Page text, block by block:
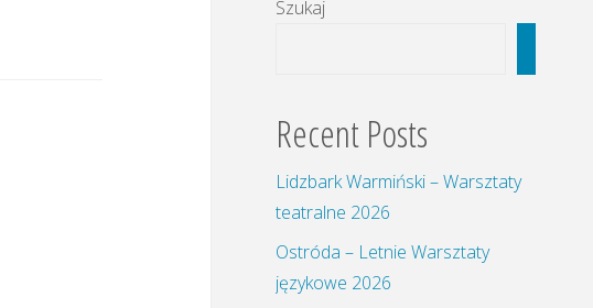
Szukaj
Recent Posts
Lidzbark Warmiński – Warsztaty
teatralne 2026
Ostróda – Letnie Warsztaty
językowe 2026